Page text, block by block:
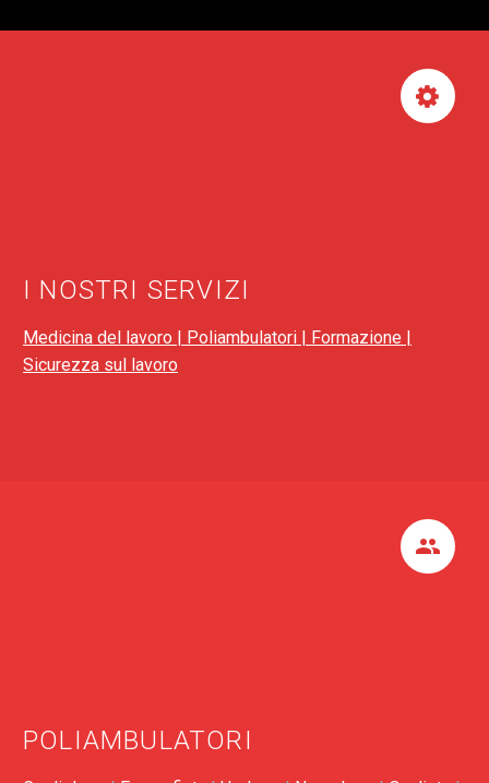


I NOSTRI SERVIZI
Medicina del lavoro | Poliambulatori |
Formazione |
Sicurezza sul lavoro


POLIAMBULATORI